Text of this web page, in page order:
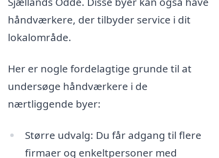
håndværkere, der tilbyder service i dit
lokalområde.
Her er nogle fordelagtige grunde til at
undersøge håndværkere i de
nærtliggende byer:
Større udvalg: Du får adgang til flere
firmaer og enkeltpersoner med